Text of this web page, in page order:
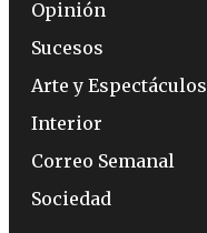
Opinión
Sucesos
Arte y Espectáculos
Interior
Correo Semanal
Sociedad